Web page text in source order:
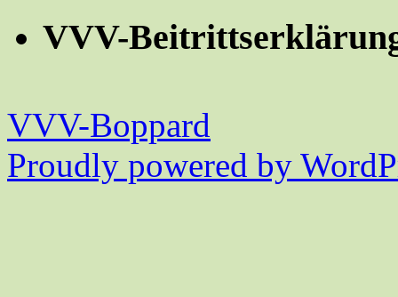
VVV-
VVV-Boppard
Proudly powered by